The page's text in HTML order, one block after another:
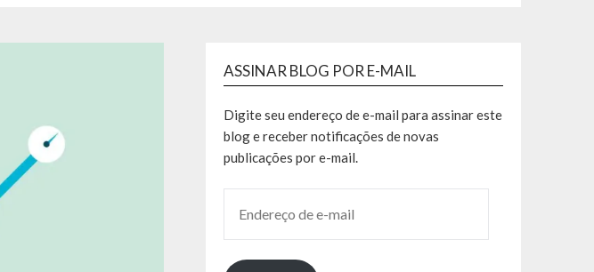
ASSINAR BLOG POR E-MAIL
Digite seu endereço de e-mail para assinar este
blog e receber notificações de novas
publicações por e-mail.